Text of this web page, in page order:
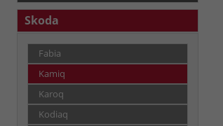
Skoda
Fabia
Kamiq
Karoq
Kodiaq